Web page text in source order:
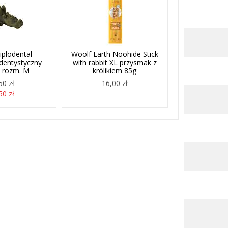
rozm. M
zł
zł
Woolf Earth Noohide Stick
with rabbit XL przysmak z
królikiem 85g
16,00 zł